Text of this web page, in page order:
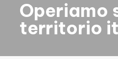
Operiamo
territorio